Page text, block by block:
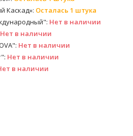
Каскад»: Осталась 1 штука
Нет в наличии
Нет в наличии
Нет в наличии
Нет в наличии
в наличии